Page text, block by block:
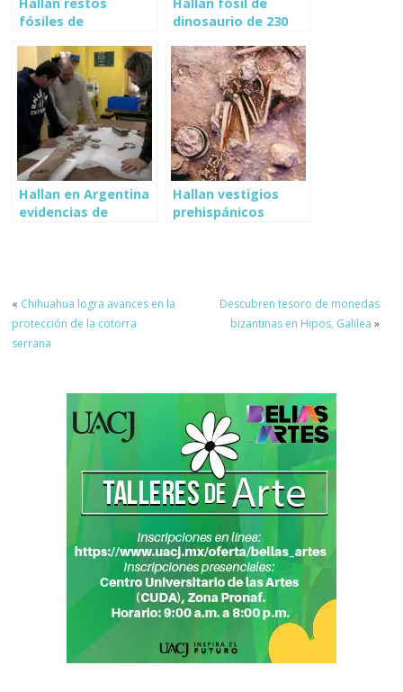
fósiles de
herbívoro en
Inglaterra
dinosaurio de 230
Brasil
Hallan en Argentina
evidencias de
Hallan vestigios
prehispánicos
« Chihuahua logra avances en la
protección de la cotorra
serrana
Descubren tesoro de monedas
bizantinas en Hipos, Galilea »